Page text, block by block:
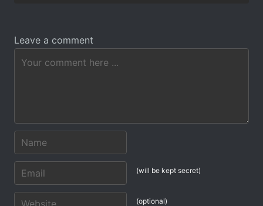
Leave a comment
(will be kept secret)
(optional)